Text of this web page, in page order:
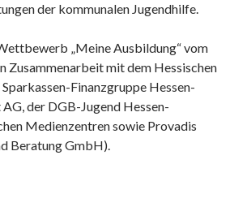
der kommunalen Jugendhilfe.
„Meine Ausbildung“ vom
Zusammenarbeit mit dem Hessischen
Finanzgruppe Hessen-
der DGB-Jugend Hessen-
Medienzentren sowie Provadis
Beratung GmbH).